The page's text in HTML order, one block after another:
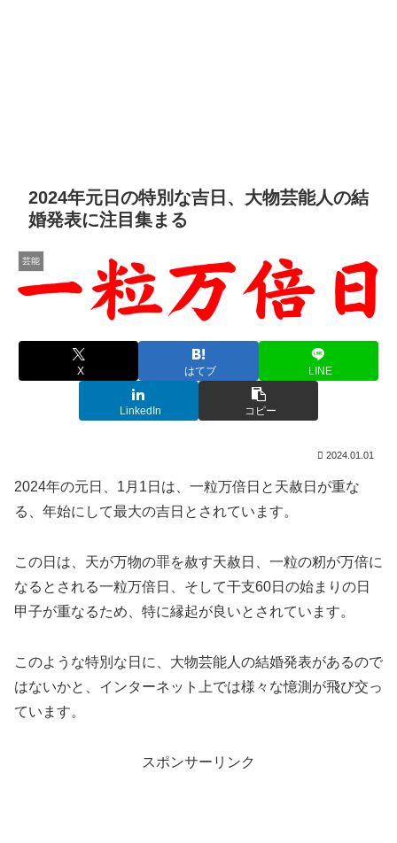
2024年元日の特別な吉日、大物芸能人の結
婚発表に注目集まる
芸能
X はてブ LINE
LinkedIn コピー
2024.01.01
2024年の元日、1月1日は、一粒万倍日と天赦日が重な
る、年始にして最大の吉日とされています。
この日は、天が万物の罪を赦す天赦日、一粒の籾が万倍に
なるとされる一粒万倍日、そして干支60日の始まりの日
甲子が重なるため、特に縁起が良いとされています。
このような特別な日に、大物芸能人の結婚発表があるので
はないかと、インターネット上では様々な憶測が飛び交っ
ています。
スポンサーリンク